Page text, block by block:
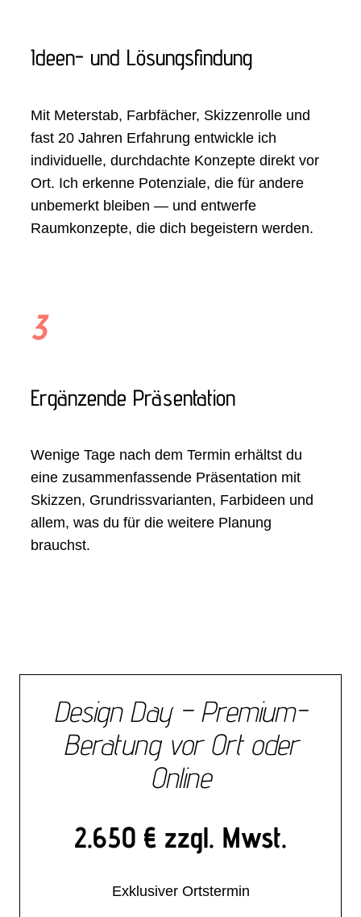
Ideen- und Lösungsfindung
Mit Meterstab, Farbfächer, Skizzenrolle und
fast 20 Jahren Erfahrung entwickle ich
individuelle, durchdachte Konzepte direkt vor
Ort. Ich erkenne Potenziale, die für andere
unbemerkt bleiben — und entwerfe
Raumkonzepte, die dich begeistern werden.
3
Ergänzende Präsentation
Wenige Tage nach dem Termin erhältst du
eine zusammenfassende Präsentation mit
Skizzen, Grundrissvarianten, Farbideen und
allem, was du für die weitere Planung
brauchst.
Design Day – Premium-
Beratung vor Ort oder
Online
2.650 € zzgl. Mwst.
Exklusiver Ortstermin